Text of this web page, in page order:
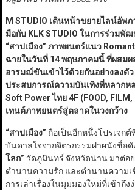
M STUDIO เดินหน้าขยายไลน์อัพภ
มือกับ KLK STUDIO ในการร่วมพัฒ
“สาปเมือง” ภาพยนตร์แนว
ฉายในวันที่ 14 พฤษภาคมนี้ ที่ผสม
อารมณ์ขันเข้าไว้ด้วยกันอย่างลงตั
ประสบการณ์ความบันเทิงที่หลากห
Soft Powerไทย 4F (FOOD, FILM,
เทนต์ภาพยนตร์สู่ตลาดในวงกว้าง
“สาปเมือง” ถือเป็นอีกหนึ่งโปรเจก
บันดาลใจจากจิตรกรรมฝาผนังชื่อดั
โลก” วัดภูมินทร์ จังหวัดน่าน มาต่อ
ตำนานความรัก และตำนานความ
การเล่าเรื่องในมุมมองใหม่ที่เข้าถึ